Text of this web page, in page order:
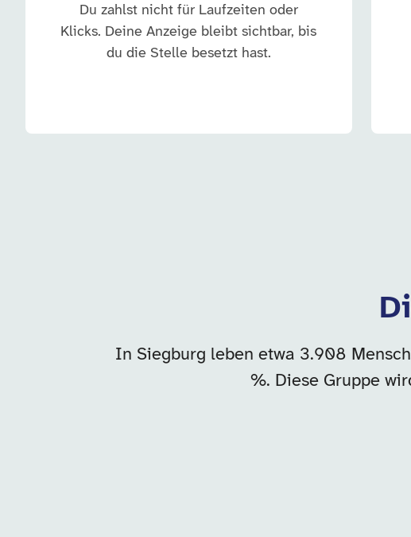
Du zahlst nicht für Laufzeiten oder
Klicks. Deine Anzeige bleibt sichtbar, bis
du die Stelle besetzt hast.
In Siegburg leben etwa 3.908
%. Diese Gruppe